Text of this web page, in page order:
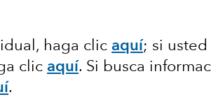
haga clicaquí; si usted
clicaquí. Si busca
.